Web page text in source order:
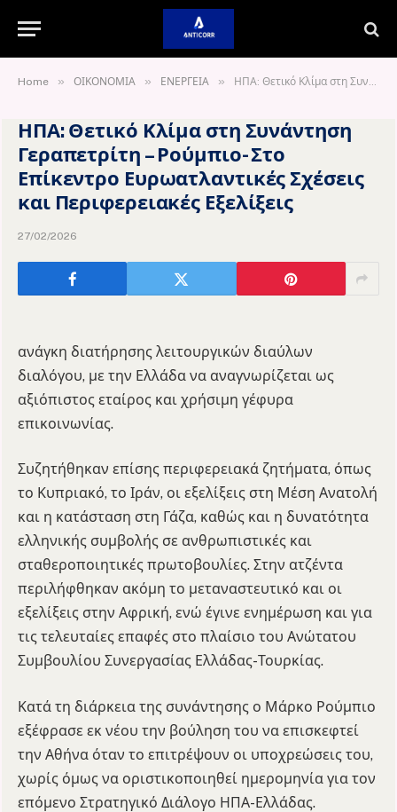
Home » ΟΙΚΟΝΟΜΙΑ » ΕΝΕΡΓΕΙΑ » ΗΠΑ: Θετικό Κλίμα στη Συνάντηση Γεραπετρίτη – Ρούμπιο- Στο Επίκεντρο Ευρωατλαντικές Σχέσεις και Περιφερειακές Εξελίξεις
ΗΠΑ: Θετικό Κλίμα στη Συνάντηση
Γεραπετρίτη – Ρούμπιο- Στο
Επίκεντρο Ευρωατλαντικές Σχέσεις
και Περιφερειακές Εξελίξεις
27/02/2026
ανάγκη διατήρησης λειτουργικών διαύλων
διαλόγου, με την Ελλάδα να αναγνωρίζεται ως
αξιόπιστος εταίρος και χρήσιμη γέφυρα
επικοινωνίας.
Συζητήθηκαν επίσης περιφερειακά ζητήματα, όπως
το Κυπριακό, το Ιράν, οι εξελίξεις στη Μέση Ανατολή
και η κατάσταση στη Γάζα, καθώς και η δυνατότητα
ελληνικής συμβολής σε ανθρωπιστικές και
σταθεροποιητικές πρωτοβουλίες. Στην ατζέντα
περιλήφθηκαν ακόμη το μεταναστευτικό και οι
εξελίξεις στην Αφρική, ενώ έγινε ενημέρωση και για
τις τελευταίες επαφές στο πλαίσιο του Ανώτατου
Συμβουλίου Συνεργασίας Ελλάδας-Τουρκίας.
Κατά τη διάρκεια της συνάντησης ο Μάρκο Ρούμπιο
εξέφρασε εκ νέου την βούληση του να επισκεφτεί
την Αθήνα όταν το επιτρέψουν οι υποχρεώσεις του,
χωρίς όμως να οριστικοποιηθεί ημερομηνία για τον
επόμενο Στρατηγικό Διάλογο ΗΠΑ-Ελλάδας.